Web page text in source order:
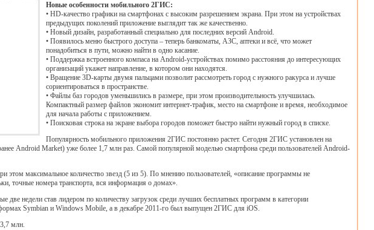
Новые особенности мобильного 2ГИС:
• HD-качество графики на смартфонах с высоким разрешением экрана. При этом на устройствах
предыдущих поколений приложение выглядит так же качественно.
• Новый дизайн, разработанный специально для последних версий Android.
• Появилось меню быстрого доступа – теперь банкоматы, АЗС, аптеки и всё, что может
понадобиться в пути, можно найти в одно касание.
• Поддержка встроенного компаса на Android-устройствах помимо расстояния до интересующих
организаций укажет направление, в котором они находятся.
• Вращение 3D-карты двумя пальцами позволит рассмотреть город с нужного ракурса и лучше
сориентироваться в пространстве.
• Файлы баз городов уменьшились в размере, при этом производительность улучшилась.
Компактный размер файлов экономит интернет-трафик, место на смартфоне и время, необходимое
для начала работы с приложением.
• Поисковая строка на экране выбора городов поможет быстро найти нужный город в списке.
Популярность мобильного приложения 2ГИС постоянно растет. Сегодня 2ГИС установлен на
Android Market) уже более 1,7 млн раз. Самой популярной моделью смартфона среди пользователей Android-
максимальное количество звезд (5 из 5). По мнению пользователей, «описание программы не
точные номера транспорта, вся информация о домах».
недели став лидером по количеству загрузок среди лучших бесплатных программ в категории
Symbian и Windows Mobile, а в декабре 2011-го был выпущен 2ГИС для iOS.
млн.